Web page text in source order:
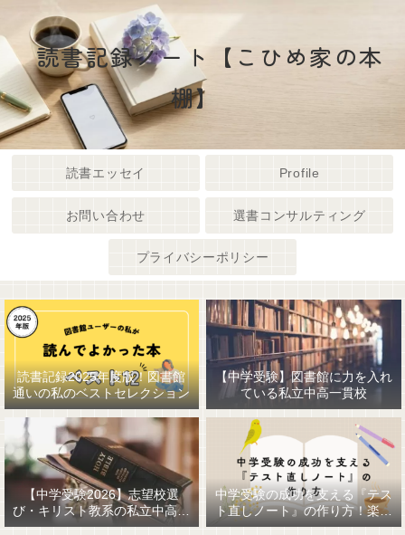
読書記録ノート【こひめ家の本
棚】
読書エッセイ Profile
お問い合わせ 選書コンサルティング
プライバシーポリシー
読書記録2025年度版！図書館
通いの私のベストセレクション
【中学受験】図書館に力を入れ
ている私立中高一貫校
【中学受験2026】志望校選
び・キリスト教系の私立中高一
貫女子校を調べてみました
中学受験の成功を支える『テス
ト直しノート』の作り方！楽に
作るための最強おすすめ文房具